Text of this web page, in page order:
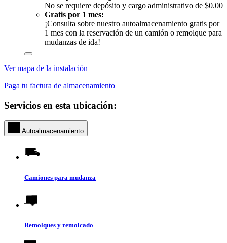
No se requiere depósito y cargo administrativo de $0.00
Gratis por 1 mes:
¡Consulta sobre nuestro autoalmacenamiento gratis por
1 mes con la reservación de un camión o remolque para
mudanzas de ida!
Ver mapa de la instalación
Paga tu factura de almacenamiento
Servicios en esta ubicación:
Autoalmacenamiento
Camiones para mudanza
Remolques y remolcado